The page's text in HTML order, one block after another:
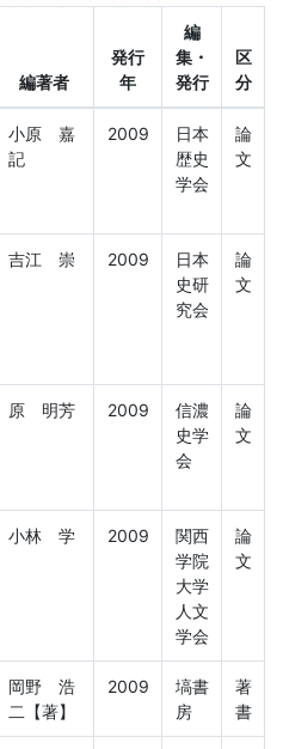
編著者
発行
年
編
集・
発行
区
分
小原 嘉
記
2009
日本
歴史
学会
論
文
吉江 崇 2009
日本
史研
究会
論
文
原 明芳 2009
信濃
史学
会
論
文
小林 学 2009
関西
学院
大学
人文
学会
論
文
岡野 浩
二【著】
2009
塙書
房
著
書